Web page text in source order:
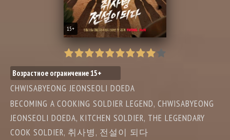
15+
Возрастное ограничение 15+
CHWISABYEONG JEONSEOLI DOEDA
BECOMING A COOKING SOLDIER LEGEND, CHWISABYEONG
JEONSEOLI DOEDA, KITCHEN SOLDIER, THE LEGENDARY
COOK SOLDIER, 취사병, 전설이 되다